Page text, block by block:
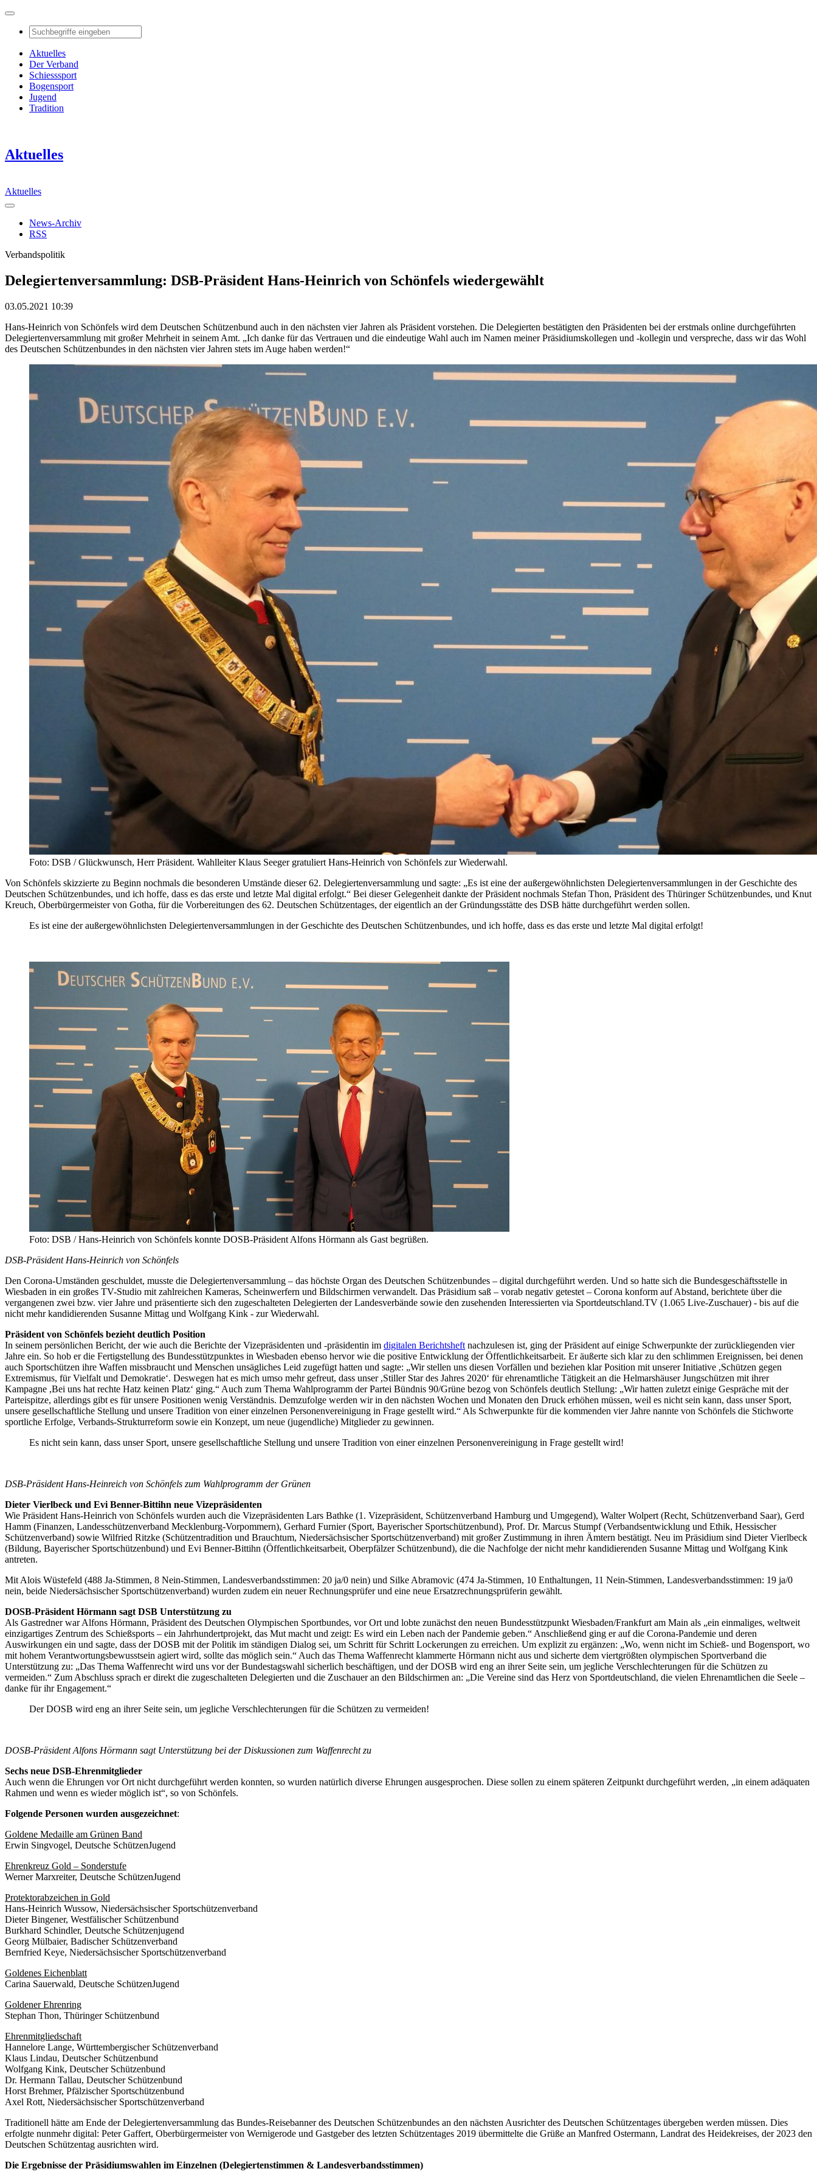
Aktuelles
Der Verband
Schiesssport
Bogensport
Jugend
Tradition
Aktuelles
Aktuelles
News-Archiv
RSS
Verbandspolitik
Delegiertenversammlung: DSB-Präsident Hans-Heinrich von Schönfels wiedergewählt
03.05.2021 10:39
Hans-Heinrich von Schönfels wird dem Deutschen Schützenbund auch in den nächsten vier Jahren als Präsident vorstehen. Die Delegierten bestätigten den Präsidenten bei der erstmals online durchgeführten
Delegiertenversammlung mit großer Mehrheit in seinem Amt. „Ich danke für das Vertrauen und die eindeutige Wahl auch im Namen meiner Präsidiumskollegen und -kollegin und verspreche, dass wir das Wohl
des Deutschen Schützenbundes in den nächsten vier Jahren stets im Auge haben werden!“
Foto: DSB / Glückwunsch, Herr Präsident. Wahlleiter Klaus Seeger gratuliert Hans-Heinrich von Schönfels zur Wiederwahl.
Von Schönfels skizzierte zu Beginn nochmals die besonderen Umstände dieser 62. Delegiertenversammlung und sagte: „Es ist eine der außergewöhnlichsten Delegiertenversammlungen in der Geschichte des
Deutschen Schützenbundes, und ich hoffe, dass es das erste und letzte Mal digital erfolgt.“ Bei dieser Gelegenheit dankte der Präsident nochmals Stefan Thon, Präsident des Thüringer Schützenbundes, und Knut
Kreuch, Oberbürgermeister von Gotha, für die Vorbereitungen des 62. Deutschen Schützentages, der eigentlich an der Gründungsstätte des DSB hätte durchgeführt werden sollen.
Es ist eine der außergewöhnlichsten Delegiertenversammlungen in der Geschichte des Deutschen Schützenbundes, und ich hoffe, dass es das erste und letzte Mal digital erfolgt!
Foto: DSB / Hans-Heinrich von Schönfels konnte DOSB-Präsident Alfons Hörmann als Gast begrüßen.
DSB-Präsident Hans-Heinrich von Schönfels
Den Corona-Umständen geschuldet, musste die Delegiertenversammlung – das höchste Organ des Deutschen Schützenbundes – digital durchgeführt werden. Und so hatte sich die Bundesgeschäftsstelle in
Wiesbaden in ein großes TV-Studio mit zahlreichen Kameras, Scheinwerfern und Bildschirmen verwandelt. Das Präsidium saß – vorab negativ getestet – Corona konform auf Abstand, berichtete über die
vergangenen zwei bzw. vier Jahre und präsentierte sich den zugeschalteten Delegierten der Landesverbände sowie den zusehenden Interessierten via Sportdeutschland.TV (1.065 Live-Zuschauer) - bis auf die
nicht mehr kandidierenden Susanne Mittag und Wolfgang Kink - zur Wiederwahl.
Präsident von Schönfels bezieht deutlich Position
In seinem persönlichen Bericht, der wie auch die Berichte der Vizepräsidenten und -präsidentin im digitalen Berichtsheft nachzulesen ist, ging der Präsident auf einige Schwerpunkte der zurückliegenden vier
Jahre ein. So hob er die Fertigstellung des Bundesstützpunktes in Wiesbaden ebenso hervor wie die positive Entwicklung der Öffentlichkeitsarbeit. Er äußerte sich klar zu den schlimmen Ereignissen, bei denen
auch Sportschützen ihre Waffen missbraucht und Menschen unsägliches Leid zugefügt hatten und sagte: „Wir stellen uns diesen Vorfällen und beziehen klar Position mit unserer Initiative ,Schützen gegen
Extremismus, für Vielfalt und Demokratie‘. Deswegen hat es mich umso mehr gefreut, dass unser ,Stiller Star des Jahres 2020‘ für ehrenamtliche Tätigkeit an die Helmarshäuser Jungschützen mit ihrer
Kampagne ,Bei uns hat rechte Hatz keinen Platz‘ ging.“ Auch zum Thema Wahlprogramm der Partei Bündnis 90/Grüne bezog von Schönfels deutlich Stellung: „Wir hatten zuletzt einige Gespräche mit der
Parteispitze, allerdings gibt es für unsere Positionen wenig Verständnis. Demzufolge werden wir in den nächsten Wochen und Monaten den Druck erhöhen müssen, weil es nicht sein kann, dass unser Sport,
unsere gesellschaftliche Stellung und unsere Tradition von einer einzelnen Personenvereinigung in Frage gestellt wird.“ Als Schwerpunkte für die kommenden vier Jahre nannte von Schönfels die Stichworte
sportliche Erfolge, Verbands-Strukturreform sowie ein Konzept, um neue (jugendliche) Mitglieder zu gewinnen.
Es nicht sein kann, dass unser Sport, unsere gesellschaftliche Stellung und unsere Tradition von einer einzelnen Personenvereinigung in Frage gestellt wird!
DSB-Präsident Hans-Heinreich von Schönfels zum Wahlprogramm der Grünen
Dieter Vierlbeck und Evi Benner-Bittihn neue Vizepräsidenten
Wie Präsident Hans-Heinrich von Schönfels wurden auch die Vizepräsidenten Lars Bathke (1. Vizepräsident, Schützenverband Hamburg und Umgegend), Walter Wolpert (Recht, Schützenverband Saar), Gerd
Hamm (Finanzen, Landesschützenverband Mecklenburg-Vorpommern), Gerhard Furnier (Sport, Bayerischer Sportschützenbund), Prof. Dr. Marcus Stumpf (Verbandsentwicklung und Ethik, Hessischer
Schützenverband) sowie Wilfried Ritzke (Schützentradition und Brauchtum, Niedersächsischer Sportschützenverband) mit großer Zustimmung in ihren Ämtern bestätigt. Neu im Präsidium sind Dieter Vierlbeck
(Bildung, Bayerischer Sportschützenbund) und Evi Benner-Bittihn (Öffentlichkeitsarbeit, Oberpfälzer Schützenbund), die die Nachfolge der nicht mehr kandidierenden Susanne Mittag und Wolfgang Kink
antreten.
Mit Alois Wüstefeld (488 Ja-Stimmen, 8 Nein-Stimmen, Landesverbandsstimmen: 20 ja/0 nein) und Silke Abramovic (474 Ja-Stimmen, 10 Enthaltungen, 11 Nein-Stimmen, Landesverbandsstimmen: 19 ja/0
nein, beide Niedersächsischer Sportschützenverband) wurden zudem ein neuer Rechnungsprüfer und eine neue Ersatzrechnungsprüferin gewählt.
DOSB-Präsident Hörmann sagt DSB Unterstützung zu
Als Gastredner war Alfons Hörmann, Präsident des Deutschen Olympischen Sportbundes, vor Ort und lobte zunächst den neuen Bundesstützpunkt Wiesbaden/Frankfurt am Main als „ein einmaliges, weltweit
einzigartiges Zentrum des Schießsports – ein Jahrhundertprojekt, das Mut macht und zeigt: Es wird ein Leben nach der Pandemie geben.“ Anschließend ging er auf die Corona-Pandemie und deren
Auswirkungen ein und sagte, dass der DOSB mit der Politik im ständigen Dialog sei, um Schritt für Schritt Lockerungen zu erreichen. Um explizit zu ergänzen: „Wo, wenn nicht im Schieß- und Bogensport, wo
mit hohem Verantwortungsbewusstsein agiert wird, sollte das möglich sein.“ Auch das Thema Waffenrecht klammerte Hörmann nicht aus und sicherte dem viertgrößten olympischen Sportverband die
Unterstützung zu: „Das Thema Waffenrecht wird uns vor der Bundestagswahl sicherlich beschäftigen, und der DOSB wird eng an ihrer Seite sein, um jegliche Verschlechterungen für die Schützen zu
vermeiden.“ Zum Abschluss sprach er direkt die zugeschalteten Delegierten und die Zuschauer an den Bildschirmen an: „Die Vereine sind das Herz von Sportdeutschland, die vielen Ehrenamtlichen die Seele –
danke für ihr Engagement.“
Der DOSB wird eng an ihrer Seite sein, um jegliche Verschlechterungen für die Schützen zu vermeiden!
DOSB-Präsident Alfons Hörmann sagt Unterstützung bei der Diskussionen zum Waffenrecht zu
Sechs neue DSB-Ehrenmitglieder
Auch wenn die Ehrungen vor Ort nicht durchgeführt werden konnten, so wurden natürlich diverse Ehrungen ausgesprochen. Diese sollen zu einem späteren Zeitpunkt durchgeführt werden, „in einem adäquaten
Rahmen und wenn es wieder möglich ist“, so von Schönfels.
Folgende Personen wurden ausgezeichnet:
Goldene Medaille am Grünen Band
Erwin Singvogel, Deutsche SchützenJugend
Ehrenkreuz Gold – Sonderstufe
Werner Marxreiter, Deutsche SchützenJugend
Protektorabzeichen in Gold
Hans-Heinrich Wussow, Niedersächsischer Sportschützenverband
Dieter Bingener, Westfälischer Schützenbund
Burkhard Schindler, Deutsche Schützenjugend
Georg Mülbaier, Badischer Schützenverband
Bernfried Keye, Niedersächsischer Sportschützenverband
Goldenes Eichenblatt
Carina Sauerwald, Deutsche SchützenJugend
Goldener Ehrenring
Stephan Thon, Thüringer Schützenbund
Ehrenmitgliedschaft
Hannelore Lange, Württembergischer Schützenverband
Klaus Lindau, Deutscher Schützenbund
Wolfgang Kink, Deutscher Schützenbund
Dr. Hermann Tallau, Deutscher Schützenbund
Horst Brehmer, Pfälzischer Sportschützenbund
Axel Rott, Niedersächsischer Sportschützenverband
Traditionell hätte am Ende der Delegiertenversammlung das Bundes-Reisebanner des Deutschen Schützenbundes an den nächsten Ausrichter des Deutschen Schützentages übergeben werden müssen. Dies
erfolgte nunmehr digital: Peter Gaffert, Oberbürgermeister von Wernigerode und Gastgeber des letzten Schützentages 2019 übermittelte die Grüße an Manfred Ostermann, Landrat des Heidekreises, der 2023 den
Deutschen Schützentag ausrichten wird.
Die Ergebnisse der Präsidiumswahlen im Einzelnen (Delegiertenstimmen & Landesverbandsstimmen)